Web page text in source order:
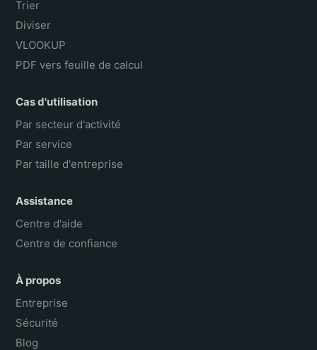
Trier
Diviser
VLOOKUP
PDF vers feuille de calcul
Cas d'utilisation
Par secteur d'activité
Par service
Par taille d'entreprise
Assistance
Centre d'aide
Centre de confiance
À propos
Entreprise
Sécurité
Blog